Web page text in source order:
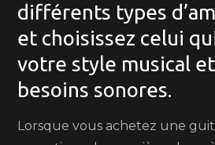
différents types
et choisissez celui
votre style musical
besoins sonores.
Lorsque vous achetez une